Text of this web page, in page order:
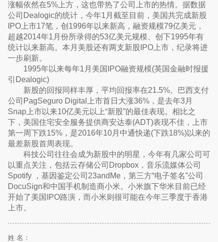
涨幅依然在5%上方，这也带热了公司上市的热情。据数据
公司Dealogic的统计，今年1月截至目前，美国共完成新股
IPO上市17笔，创1996年以来新高，融资规模79亿美元，
超越2014年1月份所录得的53亿美元规模、创下1995年有
统计以来新高。本月美股还有两支新股IPO上市，纪录将进
一步刷新。
1995年以来每年1月美国IPO融资规模(英国金融时报援
引Dealogic)
新股的回报同样丰厚，平均回报率在21.5%。巴西支付
公司PagSeguro Digital上市首日大涨36%，是去年3月
Snap上市以来10亿美元以上“新股”的最佳表现。相比之
下，美国住宅安全服务提供商安达泰(ADT)表现不佳，上市
第一周下跌15%，是2016年10月中通快递(下跌18%)以来的
最差新股首周表现。
科技公司往往会成为新股中的明星，今年有几家公司可
以重点关注，包括云存储公司Dropbox，音乐流媒体公司
Spotify ，基因鉴定公司23andMe，第三方“电子签名”公司
DocuSign和中国手机制造商小米。小米旗下华米目前已经
开始了美国IPO路演，而小米则很可能在今年三季度于香港
上市。
姓 名：